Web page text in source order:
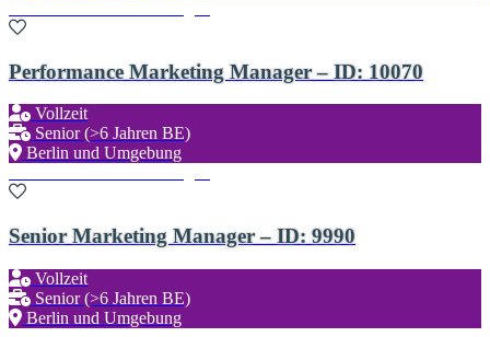
Performance Marketing Manager – ID: 10070
Vollzeit
Senior (>6 Jahren BE)
Berlin und Umgebung
Senior Marketing Manager – ID: 9990
Vollzeit
Senior (>6 Jahren BE)
Berlin und Umgebung